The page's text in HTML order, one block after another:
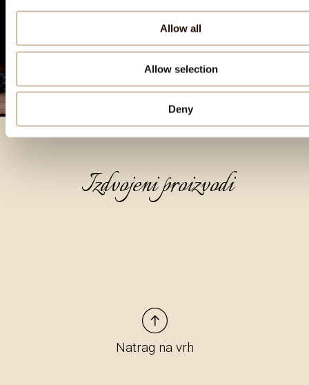
Allow all
Allow selection
Deny
Izdvojeni proizvodi
Natrag na vrh